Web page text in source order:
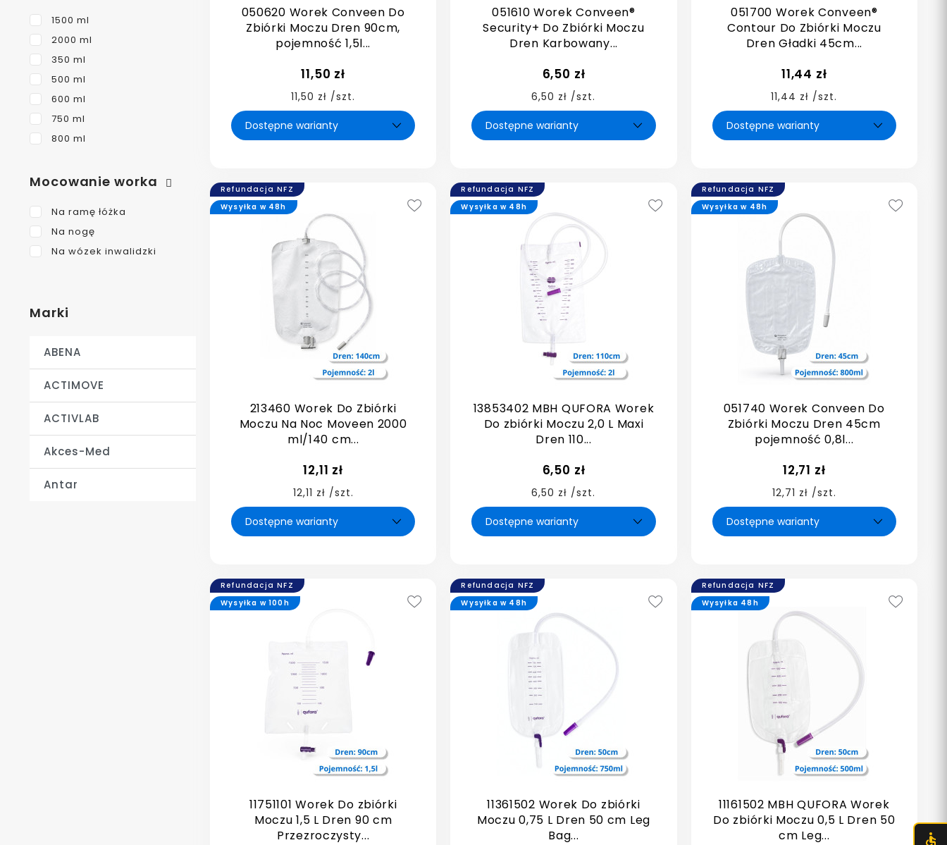
1500 ml
2000 ml
350 ml
500 ml
600 ml
750 ml
800 ml
Mocowanie worka
Na ramę łóżka
Na nogę
Na wózek inwalidzki
Marki
ABENA
ACTIMOVE
ACTIVLAB
Akces-Med
Antar
050620 Worek Conveen Do
Zbiórki Moczu Dren 90cm,
pojemność 1,5l...
11,50 zł
11,50 zł /szt.
051610 Worek Conveen®
Security+ Do Zbiórki Moczu
Dren Karbowany...
6,50 zł
6,50 zł /szt.
051700 Worek Conveen®
Contour Do Zbiórki Moczu
Dren Gładki 45cm...
11,44 zł
11,44 zł /szt.
Refundacja NFZ
213460 Worek Do Zbiórki
Moczu Na Noc Moveen 2000
ml/140 cm...
12,11 zł
12,11 zł /szt.
Wysyłka w 48h
Refundacja NFZ
13853402 MBH QUFORA Worek
Do zbiórki Moczu 2,0 L Maxi
Dren 110...
6,50 zł
6,50 zł /szt.
Wysyłka w 48h
Refundacja NFZ
051740 Worek Conveen Do
Zbiórki Moczu Dren 45cm
pojemność 0,8l...
12,71 zł
12,71 zł /szt.
Wysyłka w 48h
Refundacja NFZ
11751101 Worek Do zbiórki
Moczu 1,5 L Dren 90 cm
Przezroczysty...
Wysyłka w 100h
Refundacja NFZ
11361502 Worek Do zbiórki
Moczu 0,75 L Dren 50 cm Leg
Bag...
Wysyłka w 48h
Refundacja NFZ
11161502 MBH QUFORA Worek
Do zbiórki Moczu 0,5 L Dren 50
cm Leg...
Wysyłka 48h